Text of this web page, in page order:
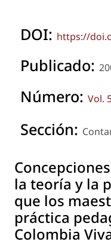
DOI: https://
Publicado:
Número: Vol.
Sección:
la teoría y la
que los
práctica
Colombia